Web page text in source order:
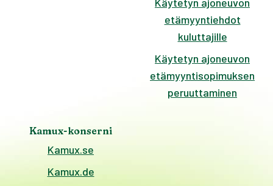
etämyyntiehdot
kuluttajille
Käytetyn ajoneuvon
etämyyntisopimuksen
peruuttaminen
Kamux-konserni
Kamux.se
Kamux.de